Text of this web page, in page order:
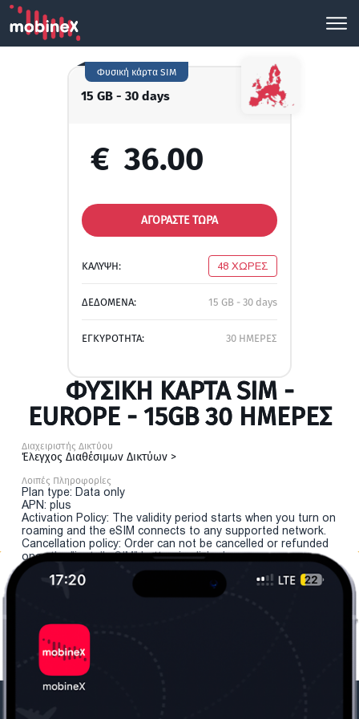
15 GB - 30 days
Φυσική κάρτα SIM
€ 36.00
ΑΓΟΡΑΣΤΕ ΤΩΡΑ
ΚΑΛΥΨΗ: 48 ΧΩΡΕΣ
ΔΕΔΟΜΕΝΑ: 15 GB - 30 days
ΕΓΚΥΡΟΤΗΤΑ: 30 ΗΜΕΡΕΣ
ΦΥΣΙΚΉ ΚΆΡΤΑ SIM -
EUROPE - 15GB 30 ΗΜΕΡΕΣ
Διαχειριστής Δικτύου
Έλεγχος Διαθέσιμων Δικτύων >
Λοιπές Πληροφορίες
Plan type: Data only
APN: plus
Activation Policy: The validity period starts when you turn on
roaming and the eSIM connects to any supported network.
Cancellation policy: Order can not be cancelled or refunded
once the "install eSIM" button is clicked.